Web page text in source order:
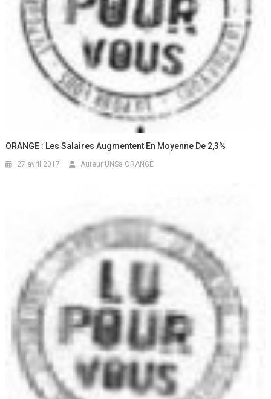
ORANGE : Les Salaires Augmentent En Moyenne De 2,3%
27 avril 2017 Auteur UNSa ORANGE